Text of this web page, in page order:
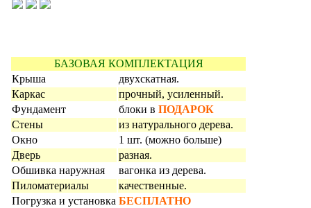
БАЗОВАЯ КОМПЛЕКТАЦИЯ
Крыша
двухскатная.
Каркас
прочный, усиленный.
Фундамент
блоки в ПОДАРОК
Стены
из натурального дерева.
Окно
1 шт. (можно больше)
Дверь
разная.
Обшивка наружная
вагонка из дерева.
Пиломатериалы
качественные.
Погрузка и установка БЕСПЛАТНО